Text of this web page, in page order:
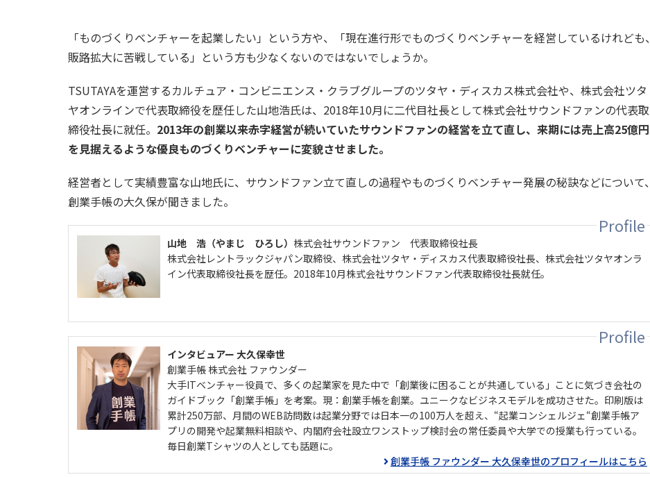
「ものづくりベンチャーを起業したい」という方や、「現在進行形でものづくりベンチャーを経営しているけれども、
販路拡大に苦戦している」という方も少なくないのではないでしょうか。
TSUTAYAを運営するカルチュア・コンビニエンス・クラブグループのツタヤ・ディスカス株式会社や、株式会社ツタ
ヤオンラインで代表取締役を歴任した山地浩氏は、2018年10月に二代目社長として株式会社サウンドファンの代表取
締役社長に就任。 2013年の創業以来赤字経営が続いていたサウンドファンの経営を立て直し、来期には売上高25億円
を見据えるような優良ものづくりベンチャーに変貌させました。
経営者として実績豊富な山地氏に、サウンドファン立て直しの過程やものづくりベンチャー発展の秘訣などについて、
創業手帳の大久保が聞きました。
山地 浩（やまじ ひろし） 株式会社サウンドファン 代表取締役社長
株式会社レントラックジャパン取締役、株式会社ツタヤ・ディスカス代表取締役社長、株式会社ツタヤオンラ
イン代表取締役社長を歴任。2018年10月株式会社サウンドファン代表取締役社長就任。
インタビュアー 大久保幸世
創業手帳 株式会社 ファウンダー
大手ITベンチャー役員で、多くの起業家を見た中で「創業後に困ることが共通している」ことに気づき会社の
ガイドブック「創業手帳」を考案。現：創業手帳を創業。ユニークなビジネスモデルを成功させた。印刷版は
累計250万部、月間のWEB訪問数は起業分野では日本一の100万人を超え、“起業コンシェルジェ“創業手帳ア
プリの開発や起業無料相談や、内閣府会社設立ワンストップ検討会の常任委員や大学での授業も行っている。
毎日創業Tシャツの人としても話題に。
創業手帳 ファウンダー 大久保幸世のプロフィールはこちら